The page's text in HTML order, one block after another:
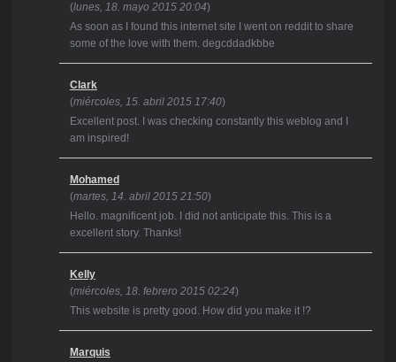
(lunes, 18. mayo 2015 20:04)
As soon as I found this internet site I went on reddit to share
some of the love with them. degcddadkbbe
Clark
(miércoles, 15. abril 2015 17:40)
Excellent post. I was checking constantly this weblog and I
am inspired!
Mohamed
(martes, 14. abril 2015 21:50)
Hello. magnificent job. I did not anticipate this. This is a
excellent story. Thanks!
Kelly
(miércoles, 18. febrero 2015 02:24)
This website is pretty good. How did you make it !?
Marquis